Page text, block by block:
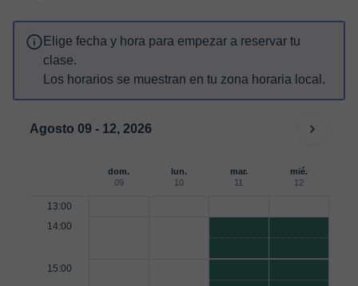
Elige fecha y hora para empezar a reservar tu
clase.
Los horarios se muestran en tu zona horaria local.
Agosto 09 - 12, 2026
dom.
09
lun.
10
mar.
11
mié.
12
13:00
14:00
15:00